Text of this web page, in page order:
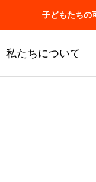
子どもたちの
私たちについて